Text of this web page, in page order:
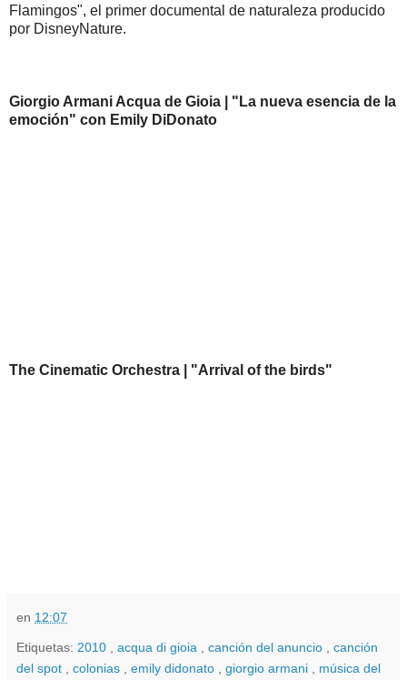
Flamingos", el primer documental de naturaleza producido
por DisneyNature.
Giorgio Armani Acqua de Gioia | "La nueva esencia de la
emoción" con Emily DiDonato
The Cinematic Orchestra | "Arrival of the birds"
en 12:07
Etiquetas: 2010 acqua di gioia canción del anuncio
canción
del spot
colonias emily didonato giorgio armani
música del